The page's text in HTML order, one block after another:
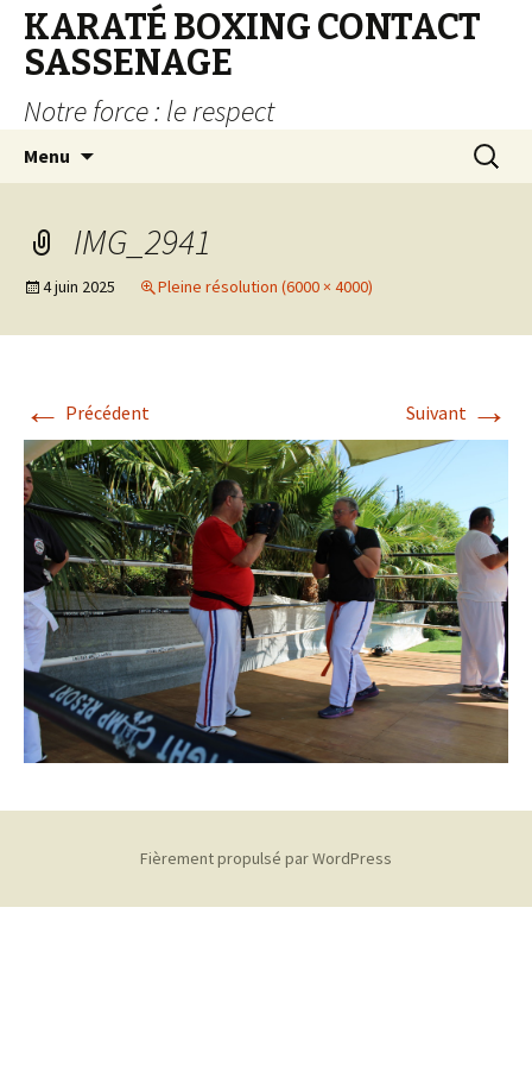
KARATÉ BOXING CONTACT
SASSENAGE
Notre force : le respect
Menu
IMG_2941
4 juin 2025 Pleine résolution (6000 × 4000)
← Précédent Suivant →
Fièrement propulsé par WordPress